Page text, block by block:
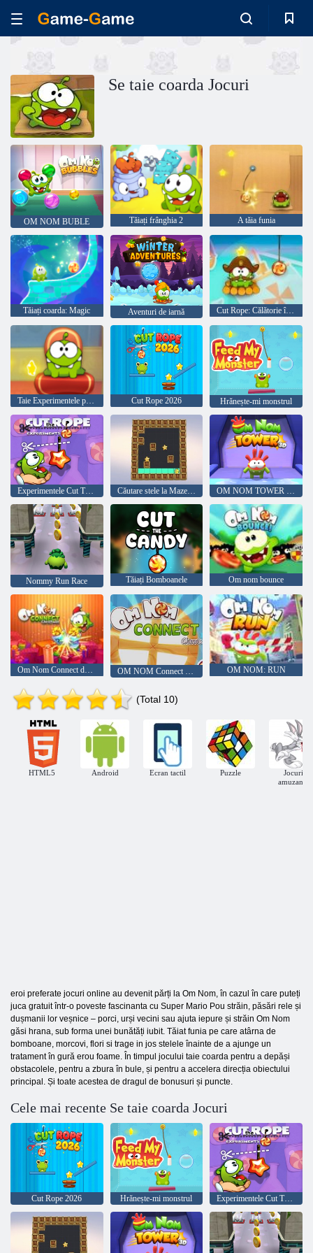
Se taie coarda Jocuri
OM NOM BUBLE Tăiați frânghia 2 A tăia funia
Tăiați coarda: Magic Aventuri de iarnă Cut Rope: Călătorie în timp
Taie Experimentele pe cabluri Cut Rope 2026 Hrănește-mi monstrul
Experimentele Cut The Rope Căutare stele la Maze Color OM NOM TOWER 3D
Nommy Run Race Tăiați Bomboanele Om nom bounce
Om Nom Connect de Crăciun OM NOM: RUN
(Total 10)
HTML5 Android Ecran tactil Puzzle
Jocuri
amuzante
eroi preferate jocuri online au devenit părți la Om Nom, în cazul în care puteți
juca gratuit într-o poveste fascinanta cu Super Mario Pou străin, păsări rele și
dușmanii lor veșnice – porci, urși vecini sau ajuta iepure și străin Om Nom
găsi hrana, sub forma unei bunătăți iubit. Tăiat funia pe care atârna de
bomboane, morcovi, flori si trage in jos stelele înainte de a ajunge un
tratament în gură erou foame. În timpul jocului taie coarda pentru a depăși
obstacolele, pentru a zbura în bule, și pentru a accelera direcția obiectului
principal. Și toate acestea de dragul de bonusuri și puncte.
Cele mai recente Se taie coarda Jocuri
Cut Rope 2026 Hrănește-mi monstrul Experimentele Cut The Rope